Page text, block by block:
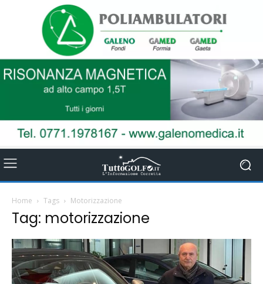
Home Tags Motorizzazione
Tag: motorizzazione